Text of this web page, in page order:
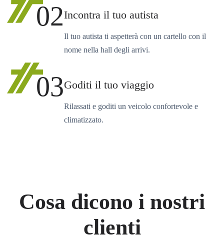
02Incontra il tuo autista
Il tuo autista ti aspetterà con un cartello con il
nome nella hall degli arrivi.
03Goditi il tuo viaggio
Rilassati e goditi un veicolo confortevole e
climatizzato.
Cosa dicono i nostri
clienti